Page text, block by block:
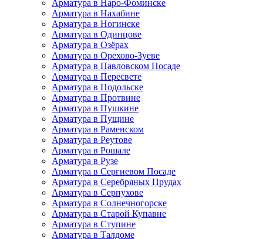
Арматура в Наро-Фоминске
Арматура в Нахабине
Арматура в Ногинске
Арматура в Одинцове
Арматура в Озёрах
Арматура в Орехово-Зуеве
Арматура в Павловском Посаде
Арматура в Пересвете
Арматура в Подольске
Арматура в Протвине
Арматура в Пушкине
Арматура в Пущине
Арматура в Раменском
Арматура в Реутове
Арматура в Рошале
Арматура в Рузе
Арматура в Сергиевом Посаде
Арматура в Серебряных Прудах
Арматура в Серпухове
Арматура в Солнечногорске
Арматура в Старой Купавне
Арматура в Ступине
Арматура в Талдоме